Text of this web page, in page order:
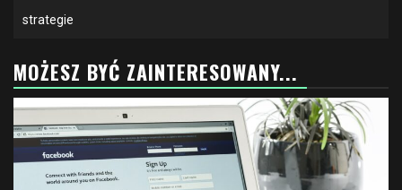
strategie
MOŻESZ BYĆ ZAINTERESOWANY...